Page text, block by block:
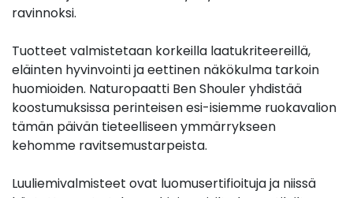
ravinnoksi.
Tuotteet valmistetaan korkeilla laatukriteereillä,
eläinten hyvinvointi ja eettinen näkökulma tarkoin
huomioiden. Naturopaatti Ben Shouler yhdistää
koostumuksissa perinteisen esi-isiemme ruokavalion
tämän päivän tieteelliseen ymmärrykseen
kehomme ravitsemustarpeista.
Luuliemivalmisteet ovat luomusertifioituja ja niissä